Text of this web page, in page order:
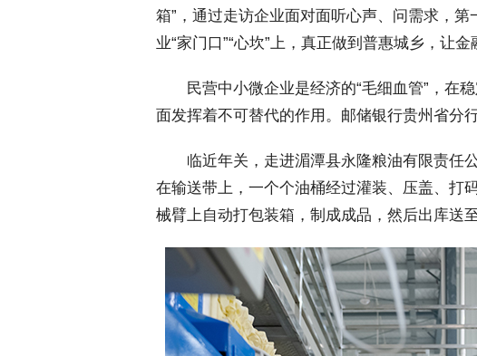
箱”，通过走访企业面对面听心声、问需求，
业“家门口”“心坎”上，真正做到普惠城乡，让金
民营中小微企业是经济的“毛细血管”，在稳
面发挥着不可替代的作用。邮储银行贵州省分
临近年关，走进湄潭县永隆粮油有限责任公
在输送带上，一个个油桶经过灌装、压盖、打
械臂上自动打包装箱，制成成品，然后出库送